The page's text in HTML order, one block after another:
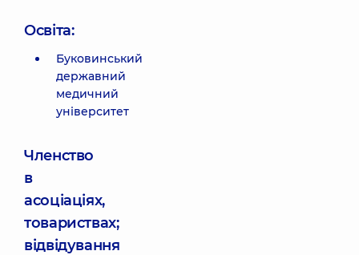
Освіта:
Буковинський
державний
медичний
університет
Членство
в
асоціаціях,
товариствах;
відвідування